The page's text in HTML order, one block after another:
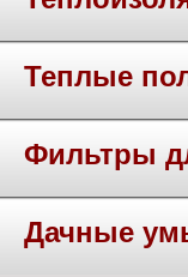
Теплые
Фильтры
Дачные